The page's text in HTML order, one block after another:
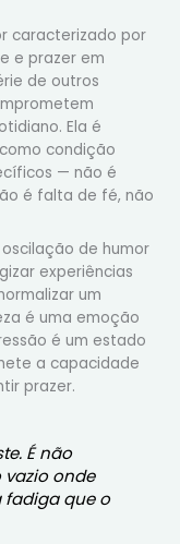
caracterizado por
e prazer em
de outros
Ela é
condição
— não é
é falta de fé, não
de humor
experiências
um
é uma emoção
é um estado
a capacidade
prazer.
É não
vazio onde
fadiga que o